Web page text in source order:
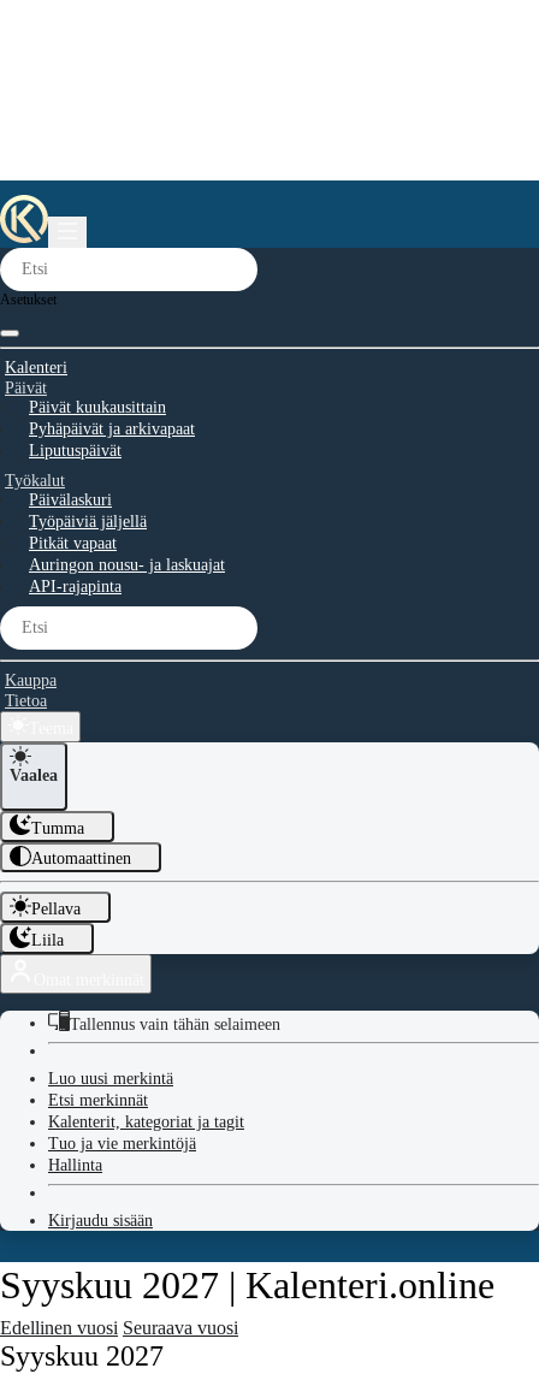
Asetukset
Kalenteri
Päivät
Päivät kuukausittain
Pyhäpäivät ja arkivapaat
Liputuspäivät
Työkalut
Päivälaskuri
Työpäiviä jäljellä
Pitkät vapaat
Auringon nousu- ja laskuajat
API-rajapinta
Kauppa
Tietoa
Vaalea
Tumma
Automaattinen
Pellava
Liila
Tallennus vain tähän selaimeen
Luo uusi merkintä
Etsi merkinnät
Kalenterit, kategoriat ja tagit
Tuo ja vie merkintöjä
Hallinta
Kirjaudu sisään
Syyskuu 2027 | Kalenteri.online
Edellinen vuosi Seuraava vuosi
Syyskuu 2027